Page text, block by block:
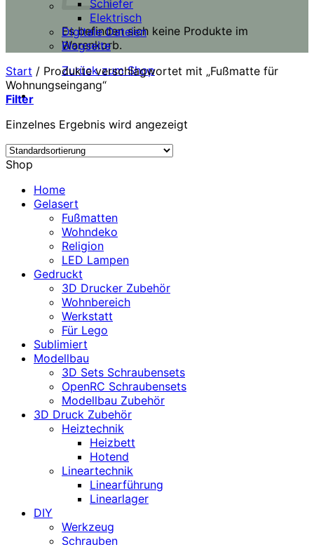
Es befinden sich keine Produkte im
Warenkorb.
Zurück zum Shop
Schiefer
Elektrisch
Digitale Dateien
Blogseite
Start / Produkte verschlagwortet mit „Fußmatte für
Wohnungseingang“
Filter
Einzelnes Ergebnis wird angezeigt
Shop
Home
Gelasert
Fußmatten
Wohndeko
Religion
LED Lampen
Gedruckt
3D Drucker Zubehör
Wohnbereich
Werkstatt
Für Lego
Sublimiert
Modellbau
3D Sets Schraubensets
OpenRC Schraubensets
Modellbau Zubehör
3D Druck Zubehör
Heiztechnik
Heizbett
Hotend
Lineartechnik
Linearführung
Linearlager
DIY
Werkzeug
Schrauben